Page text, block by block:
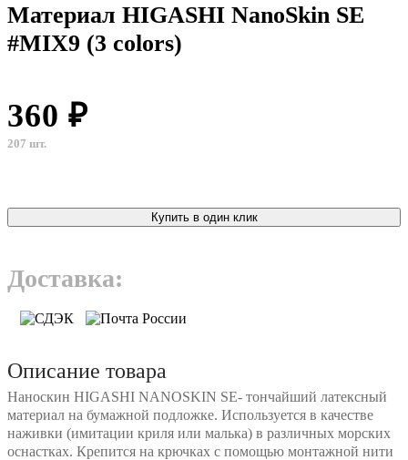
Материал HIGASHI NanoSkin SE
#MIX9 (3 colors)
360 ₽
207 шт.
Купить в один клик
Доставка:
Описание товара
Наноскин HIGASHI NANOSKIN SE- тончайший латексный
материал на бумажной подложке. Используется в качестве
наживки (имитации криля или малька) в различных морских
оснастках. Крепится на крючках с помощью монтажной нити